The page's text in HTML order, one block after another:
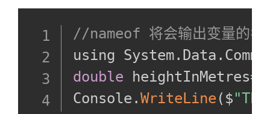
//nameof 将会输出变量的
using System. Data .
double heightInMetres=
Console .WriteLine ( $